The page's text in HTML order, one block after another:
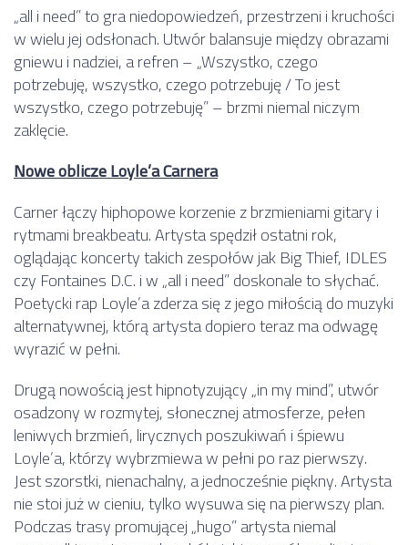
„all i need” to gra niedopowiedzeń, przestrzeni i kruchości
w wielu jej odsłonach. Utwór balansuje między obrazami
gniewu i nadziei, a refren – „Wszystko, czego
potrzebuję, wszystko, czego potrzebuję / To jest
wszystko, czego potrzebuję” – brzmi niemal niczym
zaklęcie.
Nowe oblicze Loyle’a Carnera
Carner łączy hiphopowe korzenie z brzmieniami gitary i
rytmami breakbeatu. Artysta spędził ostatni rok,
oglądając koncerty takich zespołów jak Big Thief, IDLES
czy Fontaines D.C. i w „all i need” doskonale to słychać.
Poetycki rap Loyle’a zderza się z jego miłością do muzyki
alternatywnej, którą artysta dopiero teraz ma odwagę
wyrazić w pełni.
Drugą nowością jest hipnotyzujący „in my mind”, utwór
osadzony w rozmytej, słonecznej atmosferze, pełen
leniwych brzmień, lirycznych poszukiwań i śpiewu
Loyle’a, którzy wybrzmiewa w pełni po raz pierwszy.
Jest szorstki, nienachalny, a jednocześnie piękny. Artysta
nie stoi już w cieniu, tylko wysuwa się na pierwszy plan.
Podczas trasy promującej „hugo” artysta niemal